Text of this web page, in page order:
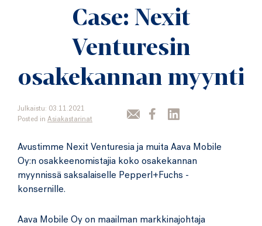
Case: Nexit
Venturesin
osakekannan myynti
Julkaistu: 03.11.2021
Posted in Asiakastarinat
Avustimme Nexit Venturesia ja muita Aava Mobile
Oy:n osakkeenomistajia koko osakekannan
myynnissä saksalaiselle Pepperl+Fuchs -
konsernille.
Aava Mobile Oy on maailman markkinajohtaja